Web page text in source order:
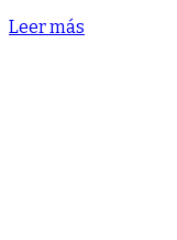
Leer más